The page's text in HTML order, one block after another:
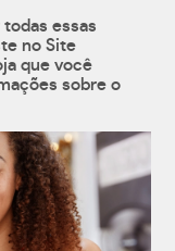
essas
no Site
que você
sobre o